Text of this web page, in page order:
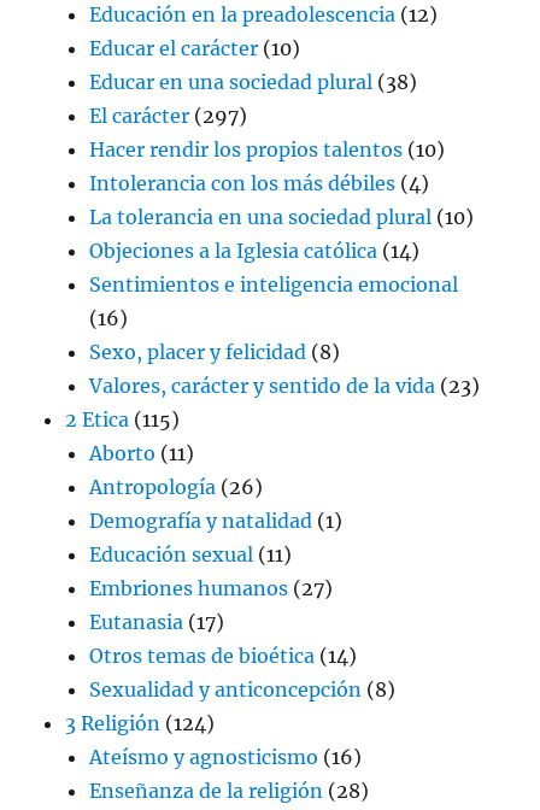
Educación en la preadolescencia (12)
Educar el carácter (10)
Educar en una sociedad plural (38)
El carácter (297)
Hacer rendir los propios talentos (10)
Intolerancia con los más débiles (4)
La tolerancia en una sociedad plural (10)
Objeciones a la Iglesia católica (14)
Sentimientos e inteligencia emocional
(16)
Sexo, placer y felicidad (8)
Valores, carácter y sentido de la vida (23)
2 Etica (115)
Aborto (11)
Antropología (26)
Demografía y natalidad (1)
Educación sexual (11)
Embriones humanos (27)
Eutanasia (17)
Otros temas de bioética (14)
Sexualidad y anticoncepción (8)
3 Religión (124)
Ateísmo y agnosticismo (16)
Enseñanza de la religión (28)